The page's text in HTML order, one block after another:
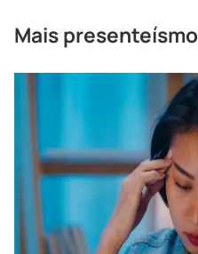
Mais presenteísmo